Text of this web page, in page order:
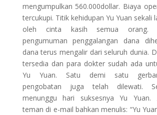
mengumpulkan 560.000dollar. Biaya
tercukupi. Titik kehidupan Yu Yuan sekali
oleh cinta kasih semua orang.
pengumuman penggalangan dana
dana terus mengalir dari seluruh dunia.
tersedia dan para dokter sudah ada
Yu Yuan. Satu demi satu
pengobatan juga telah dilewati.
menunggu hari suksesnya Yu Yuan.
teman di e-mail bahkan menulis: “Yu